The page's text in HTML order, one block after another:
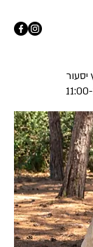
יסעור